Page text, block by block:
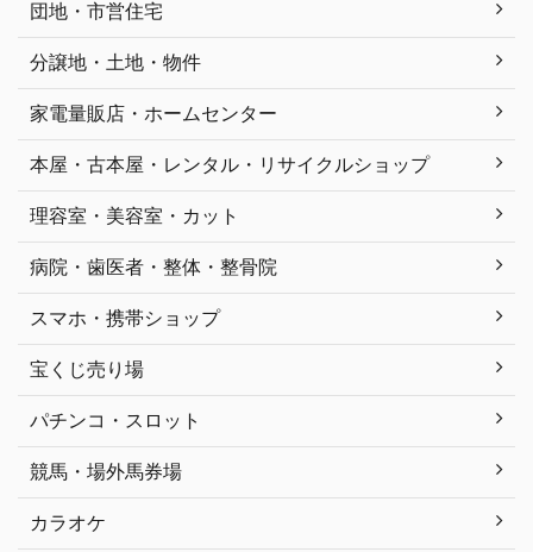
団地・市営住宅
分譲地・土地・物件
家電量販店・ホームセンター
本屋・古本屋・レンタル・リサイクルショップ
理容室・美容室・カット
病院・歯医者・整体・整骨院
スマホ・携帯ショップ
宝くじ売り場
パチンコ・スロット
競馬・場外馬券場
カラオケ